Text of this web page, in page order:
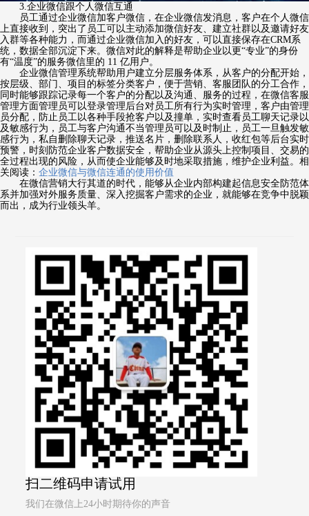
3.企业微信跟个人微信互通
员工通过企业微信加客户微信，在企业微信发消息，客户在个人微信
上直接收到，突出了员工可以主动添加微信好友、建立社群以及邀请好友
入群等各种能力，而通过企业微信加入的好友，可以直接保存在CRM系
统，数据全部沉淀下来。微信对此的解释是帮助企业以更“专业”的身份
有“温度”的服务微信里的 11 亿用户。
企业微信管理系统帮助用户建立分层服务体系，从客户的分配开始，
按层级、部门、项目的标签分类客户，便于营销、客服团队的分工合作，
同时能够跟踪记录每一个客户的分配以及沟通、服务的过程，在微信客服
管理方面管理员可以登录管理后台对员工所有行为实时管理，客户由管理
员分配，防止员工以各种手段抢客户以及撞单，实时查看员工聊天记录以
及敏感行为，员工与客户沟通不当管理员可以及时制止，员工一旦触发敏
感行为，私自删除聊天记录，推送名片，删除联系人，收红包等后台实时
预警，时刻防范企业客户数据安全，帮助企业从源头上控制项目、交易的
全过程出现的风险，从而使企业能够及时地采取措施，维护企业利益。相
关阅读： 企业微信与微信连通的使用价值
在微信营销大行其道的时代，能够从企业内部构建起信息安全防范体
系并加强对外服务质量、深入挖掘客户需求的企业，就能够在竞争中脱颖
而出，成为行业领头羊。
扫二维码申请试用
我们在微信上24小时期待你的声音